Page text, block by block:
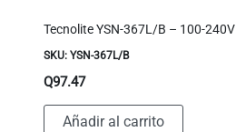
Tecnolite YSN-367L/B – 100-240V
SKU: YSN-367L/B
Q97.47
Añadir al carrito